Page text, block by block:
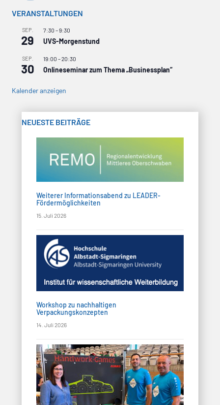
VERANSTALTUNGEN
SEP.
29
7:30 –9:30
UVS-Morgenstund
SEP.
30
19:00 –20:30
Onlineseminar zum Thema „Businessplan“
Kalender anzeigen
NEUESTE BEITRÄGE
Weiterer Informationsabend zu LEADER-
Fördermöglichkeiten
15. Juli 2026
Workshop zu nachhaltigen
Verpackungskonzepten
14. Juli 2026